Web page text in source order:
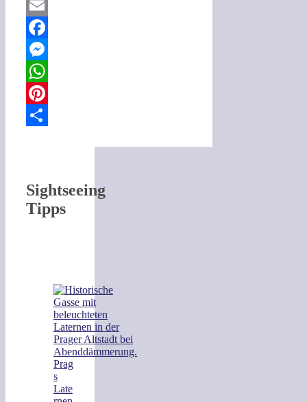
Email
Facebook
Messenger
WhatsApp
Pinterest
Sightseeing
Tipps
Prag
s
Late